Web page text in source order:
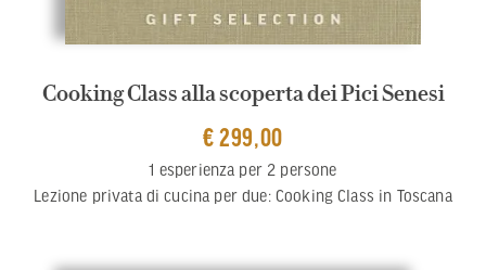
Cooking Class alla scoperta dei Pici Senesi
€ 299,00
1 esperienza per 2 persone
Lezione privata di cucina per due: Cooking Class in Toscana